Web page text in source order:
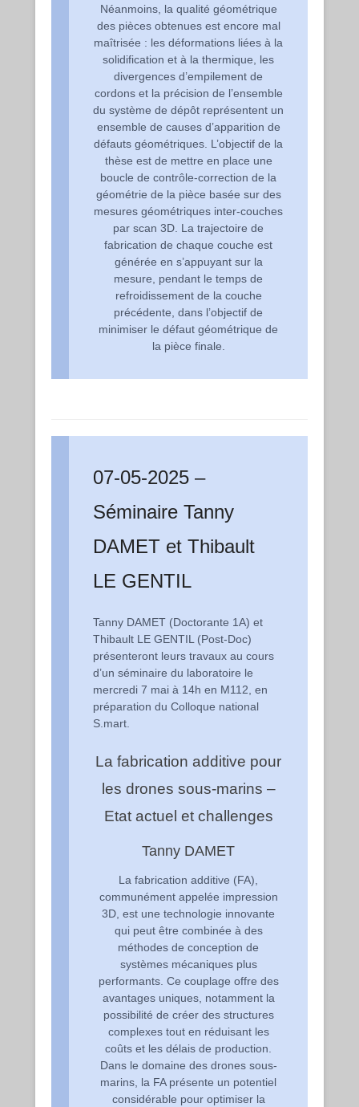
Néanmoins, la qualité géométrique
des pièces obtenues est encore mal
maîtrisée : les déformations liées à la
solidification et à la thermique, les
divergences d’empilement de
cordons et la précision de l’ensemble
du système de dépôt représentent un
ensemble de causes d’apparition de
défauts géométriques. L’objectif de la
thèse est de mettre en place une
boucle de contrôle-correction de la
géométrie de la pièce basée sur des
mesures géométriques inter-couches
par scan 3D. La trajectoire de
fabrication de chaque couche est
générée en s’appuyant sur la
mesure, pendant le temps de
refroidissement de la couche
précédente, dans l’objectif de
minimiser le défaut géométrique de
la pièce finale.
07-05-2025 –
Séminaire Tanny
DAMET et Thibault
LE GENTIL
Tanny DAMET (Doctorante 1A) et
Thibault LE GENTIL (Post-Doc)
présenteront leurs travaux au cours
d’un séminaire du laboratoire le
mercredi 7 mai à 14h en M112, en
préparation du Colloque national
S.mart.
La fabrication additive pour
les drones sous-marins –
Etat actuel et challenges
Tanny DAMET
La fabrication additive (FA),
communément appelée impression
3D, est une technologie innovante
qui peut être combinée à des
méthodes de conception de
systèmes mécaniques plus
performants. Ce couplage offre des
avantages uniques, notamment la
possibilité de créer des structures
complexes tout en réduisant les
coûts et les délais de production.
Dans le domaine des drones sous-
marins, la FA présente un potentiel
considérable pour optimiser la